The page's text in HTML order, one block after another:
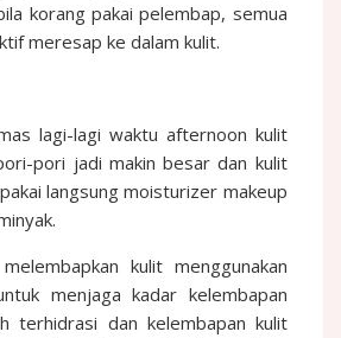
korang pakai pelembap, semua
meresap ke dalam kulit.
lagi-lagi waktu afternoon kulit
pori jadi makin besar dan kulit
langsung moisturizer makeup
kulit menggunakan
menjaga kadar kelembapan
terhidrasi dan kelembapan kulit